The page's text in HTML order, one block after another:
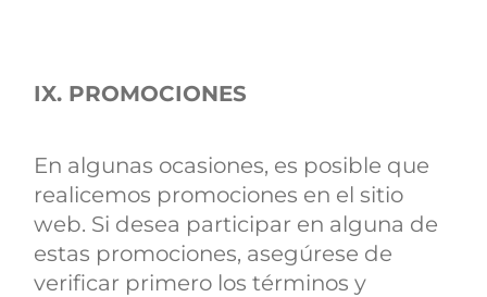
IX. PROMOCIONES
En algunas ocasiones, es posible que
realicemos promociones en el sitio
web. Si desea participar en alguna de
estas promociones, asegúrese de
verificar primero los términos y